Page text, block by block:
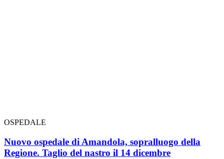
OSPEDALE
Nuovo ospedale di Amandola, sopralluogo della
Regione. Taglio del nastro il 14 dicembre